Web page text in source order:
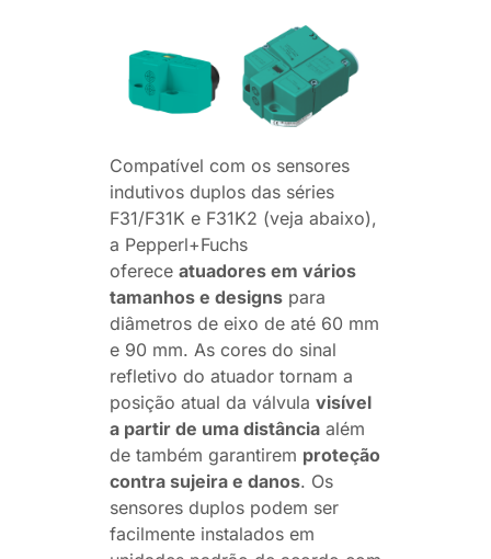
Compatível com os sensores
indutivos duplos das séries
F31/F31K e F31K2 (veja abaixo),
a Pepperl+Fuchs
oferece atuadores em vários
tamanhos e designs para
diâmetros de eixo de até 60 mm
e 90 mm. As cores do sinal
refletivo do atuador tornam a
posição atual da válvula visível
a partir de uma distância além
de também garantirem proteção
contra sujeira e danos. Os
sensores duplos podem ser
facilmente instalados em